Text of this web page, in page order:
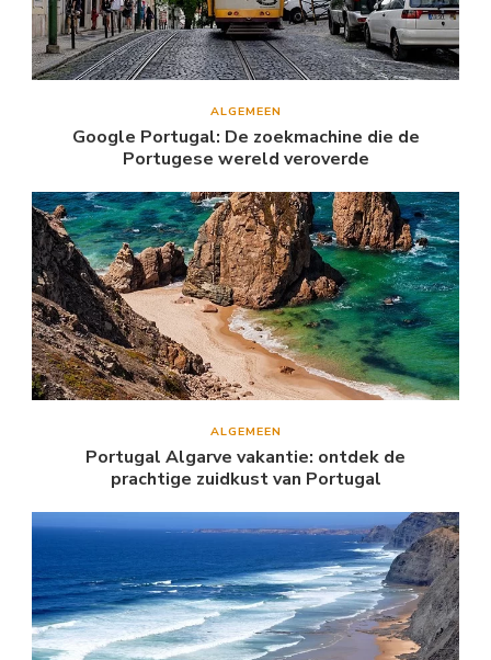
ALGEMEEN
Google Portugal: De zoekmachine die de
Portugese wereld veroverde
ALGEMEEN
Portugal Algarve vakantie: ontdek de
prachtige zuidkust van Portugal